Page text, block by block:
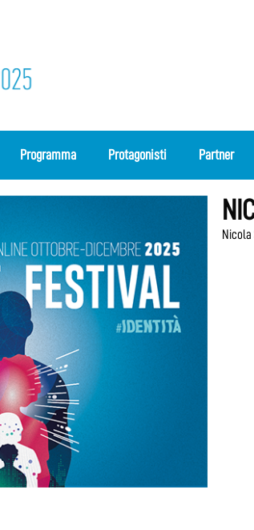
Programma Protagonisti Partner
Nicola